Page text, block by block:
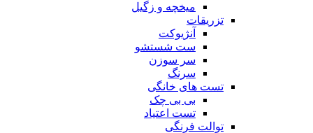
میخچه و زگیل
تزریقات
آنژیوکت
ست شستشو
سر سوزن
سرنگ
تست های خانگی
بی بی چک
تست اعتیاد
توالت فرنگی